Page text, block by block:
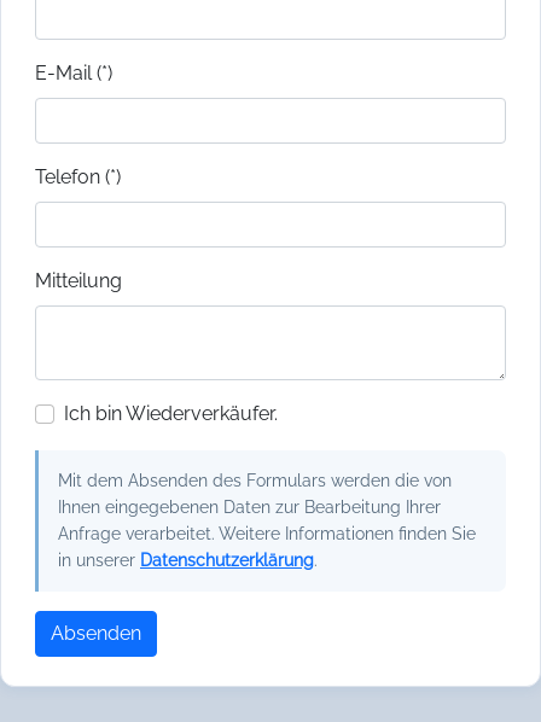
E-Mail (*)
Telefon (*)
Mitteilung
Ich bin Wiederverkäufer.
Mit dem Absenden des Formulars werden die von
Ihnen eingegebenen Daten zur Bearbeitung Ihrer
Anfrage verarbeitet. Weitere Informationen finden Sie
in unserer Datenschutzerklärung.
Absenden